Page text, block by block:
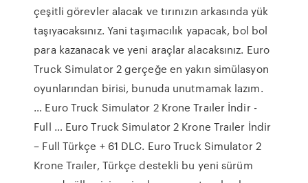
çeşitli görevler alacak ve tırınızın arkasında yük
taşıyacaksınız. Yani taşımacılık yapacak, bol bol
para kazanacak ve yeni araçlar alacaksınız. Euro
Truck Simulator 2 gerçeğe en yakın simülasyon
oyunlarından birisi, bunuda unutmamak lazım.
… Euro Truck Simulator 2 Krone Traıler İndir -
Full … Euro Truck Simulator 2 Krone Traıler İndir
– Full Türkçe + 61 DLC. Euro Truck Simulator 2
Krone Traıler, Türkçe destekli bu yeni sürüm